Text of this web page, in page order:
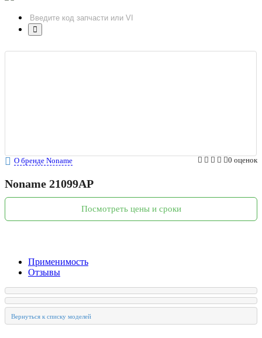
О бренде Noname 0 оценок
Noname 21099AP
Посмотреть цены и сроки
Применимость
Отзывы